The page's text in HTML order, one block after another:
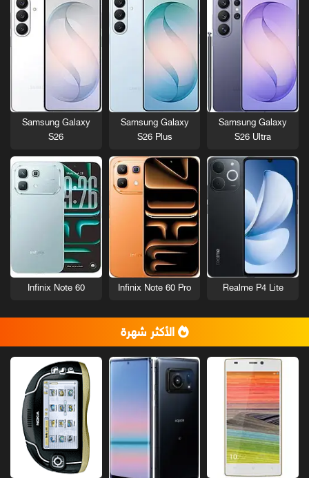
Samsung Galaxy
S26 Ultra
Samsung Galaxy
S26 Plus
Samsung Galaxy
S26
Realme P4 Lite
Infinix Note 60 Pro
Infinix Note 60
الأكثر شهرة